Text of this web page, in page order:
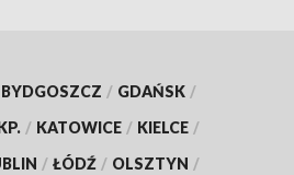
BYDGOSZCZ / GDAŃSK /
/ KATOWICE / KIELCE /
/ ŁÓDŹ / OLSZTYN /